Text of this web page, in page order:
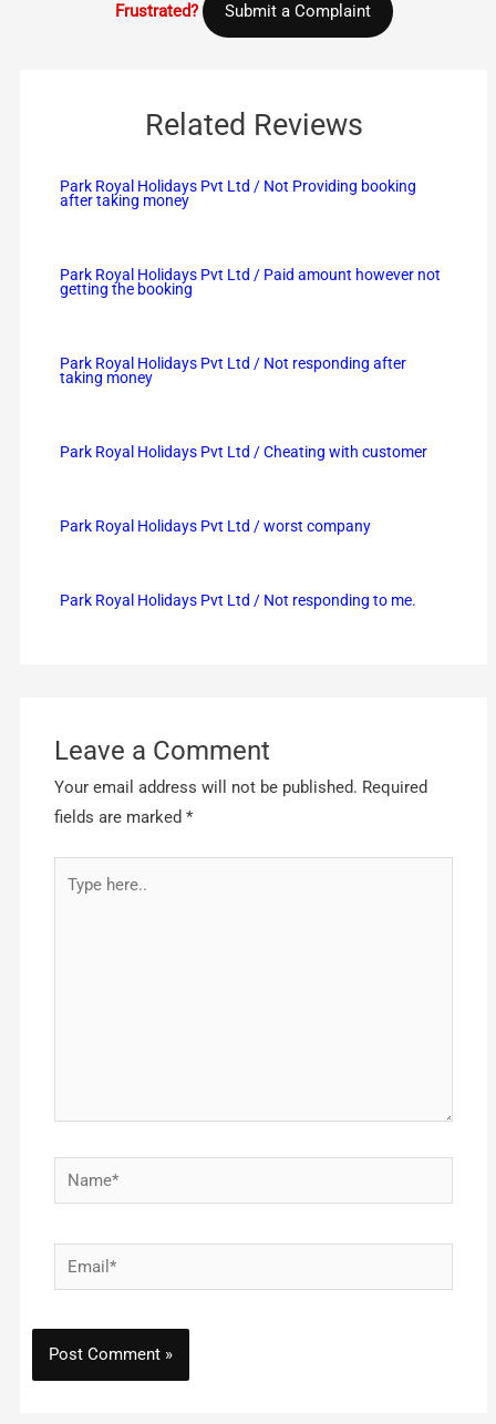
Frustrated? Submit a Complaint
Related Reviews
Park Royal Holidays Pvt Ltd / Not Providing booking
after taking money
Park Royal Holidays Pvt Ltd / Paid amount however not
getting the booking
Park Royal Holidays Pvt Ltd / Not responding after
taking money
Park Royal Holidays Pvt Ltd / Cheating with customer
Park Royal Holidays Pvt Ltd / worst company
Park Royal Holidays Pvt Ltd / Not responding to me.
Leave a Comment
Your email address will not be published. Required
fields are marked*
here..
Name*
Email*